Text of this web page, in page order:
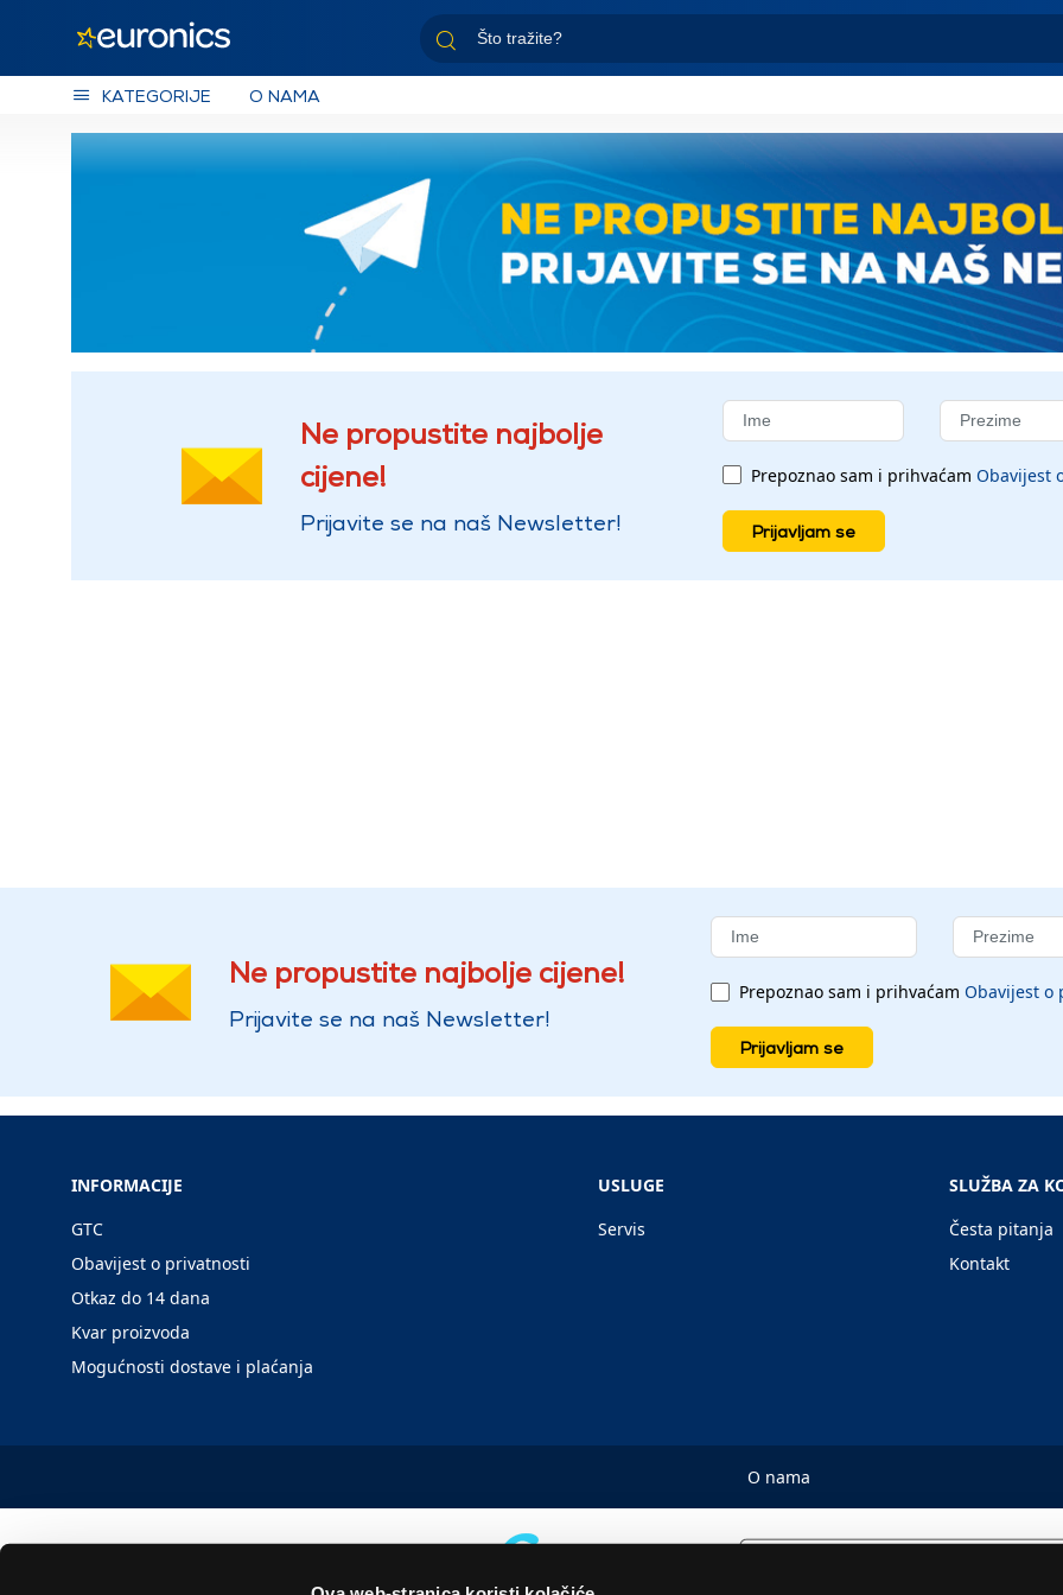
KATEGORIJE O NAMA
Ne propustite najbolje
cijene!
Prijavite se na naš Newsletter!
Prepoznao sam i prihvaćam Obavijest
Prijavljam se
Ne propustite najbolje cijene!
Prijavite se na naš Newsletter!
Prepoznao sam i prihvaćam Obavijest o
Prijavljam se
INFORMACIJE
GTC
Obavijest o privatnosti
Otkaz do 14 dana
Kvar proizvoda
Mogućnosti dostave i plaćanja
USLUGE
Servis
SLUŽBA ZA
Česta pitanja
Kontakt
O nama